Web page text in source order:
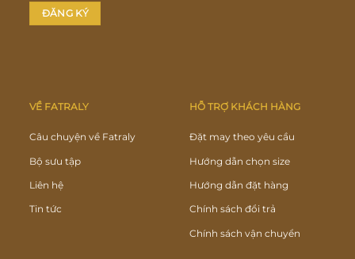
VỀ FATRALY
Câu chuyện về Fatraly
Bộ sưu tập
Liên hệ
Tin tức
HỖ TRỢ KHÁCH HÀNG
Đặt may theo yêu cầu
Hướng dẫn chọn size
Hướng dẫn đặt hàng
Chính sách đổi trả
Chính sách vận chuyển